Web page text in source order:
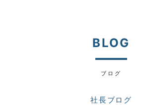
BLOG
ブログ
社長ブログ